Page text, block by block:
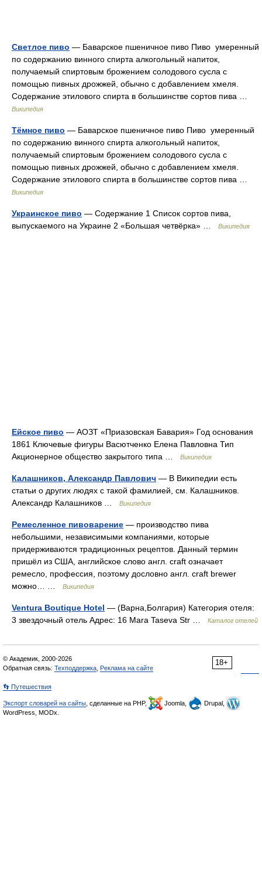
Светлое пиво — Баварское пшеничное пиво Пиво умеренный
по содержанию винного спирта алкогольный напиток,
получаемый спиртовым брожением солодового сусла с
помощью пивных дрожжей, обычно с добавлением хмеля.
Содержание этилового спирта в большинстве сортов пива …
Википедия
Тёмное пиво — Баварское пшеничное пиво Пиво умеренный
по содержанию винного спирта алкогольный напиток,
получаемый спиртовым брожением солодового сусла с
помощью пивных дрожжей, обычно с добавлением хмеля.
Содержание этилового спирта в большинстве сортов пива …
Википедия
Украинское пиво — Содержание 1 Список сортов пива,
выпускаемого на Украине 2 «Большая четвёрка» …
Википедия
Ейское пиво — АОЗТ «Приазовская Бавария» Год основания
1861 Ключевые фигуры Васютченко Елена Павловна Тип
Акционерное общество закрытого типа …
Википедия
Калашников, Александр Павлович — В Википедии есть
статьи о других людях с такой фамилией, см. Калашников.
Александр Калашников …
Википедия
Ремесленное пивоварение — производство пива
небольшими, независимыми компаниями, которые
придерживаются традиционных рецептов. Данный термин
пришёл из США, английское слово англ. craft означает
ремесло, профессия, поэтому дословно англ. craft brewer
можно… …
Википедия
Ventura Boutique Hotel — (Варна,Болгария) Категория отеля:
3 звездочный отель Адрес: 16 Mara Taseva Str …
Каталог отелей
18+
© Академик, 2000-2026
Обратная связь: Техподдержка Реклама на сайте
👣 Путешествия
Экспорт словарей на сайты , сделанные на PHP, Joomla,
Drupal,
WordPress, MODx.